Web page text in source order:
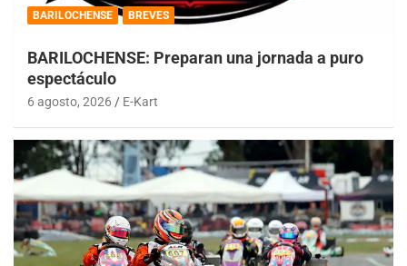
BARILOCHENSE BREVES
BARILOCHENSE: Preparan una jornada a puro
espectáculo
6 agosto, 2026 E-Kart